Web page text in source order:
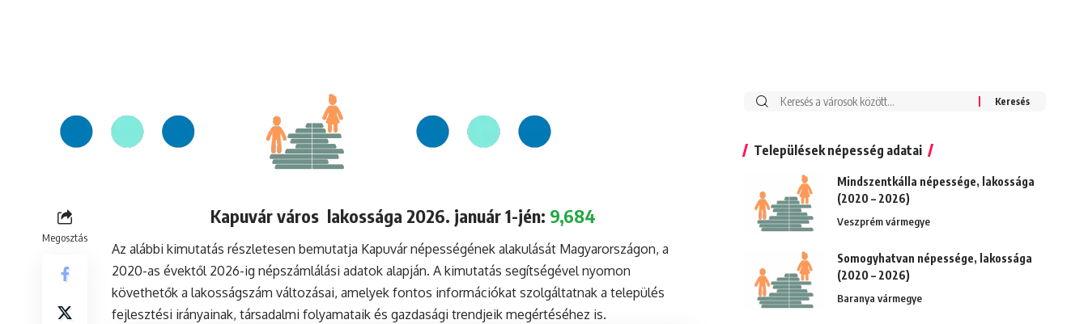
Megosztás
Kapuvár város lakossága 2026. január 1-jén: 9,684
Az alábbi kimutatás részletesen bemutatja Kapuvár népességének alakulását Magyarországon, a
2020-as évektől 2026-ig népszámlálási adatok alapján. A kimutatás segítségével nyomon
követhetők a lakosságszám változásai, amelyek fontos információkat szolgáltatnak a település
fejlesztési irányainak, társadalmi folyamataik és gazdasági trendjeik megértéséhez is.
Keresés:
Települések népesség adatai
Mindszentkálla népessége, lakossága
(2020 – 2026)
Veszprém vármegye
Somogyhatvan népessége, lakossága
(2020 – 2026)
Baranya vármegye